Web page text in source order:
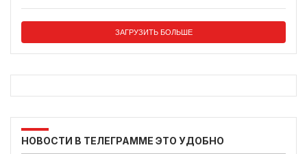
ЗАГРУЗИТЬ БОЛЬШЕ
НОВОСТИ В ТЕЛЕГРАММЕ ЭТО УДОБНО